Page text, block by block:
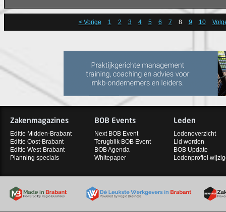
< Vorige 1 2 3 4 5 6 7 8 9 10
Zakenmagazines
Editie Midden-Brabant
Editie Oost-Brabant
Editie West-Brabant
Planning specials
BOB Events
Next BOB Event
Terugblik BOB Event
BOB Agenda
Whitepaper
Leden
Ledenoverzicht
Lid worden
BOB Update
Ledenprofiel